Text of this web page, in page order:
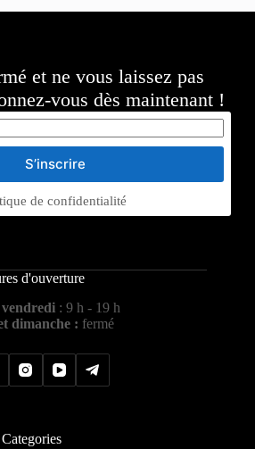
et ne vous laissez pas
vous dès maintenant !
S’inscrire
de confidentialité
d'ouverture
: 9 h - 19 h
dimanche : fermé
Categories